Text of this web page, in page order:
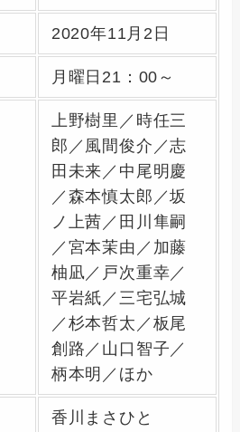
2020年11月2日
月曜日21：00～
上野樹里／時任三
郎／風間俊介／志
田未来／中尾明慶
／森本慎太郎／坂
ノ上茜／田川隼嗣
／宮本茉由／加藤
柚凪／戸次重幸／
平岩紙／三宅弘城
／杉本哲太／板尾
創路／山口智子／
柄本明／ほか
香川まさひと